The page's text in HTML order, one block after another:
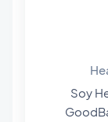
Soy
GoodBarber